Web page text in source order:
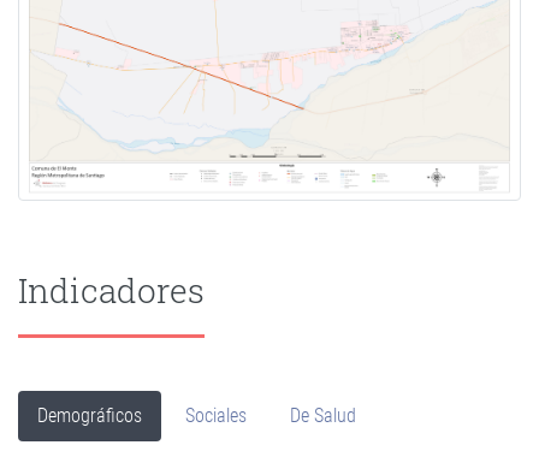
Indicadores
Demográficos Sociales De Salud